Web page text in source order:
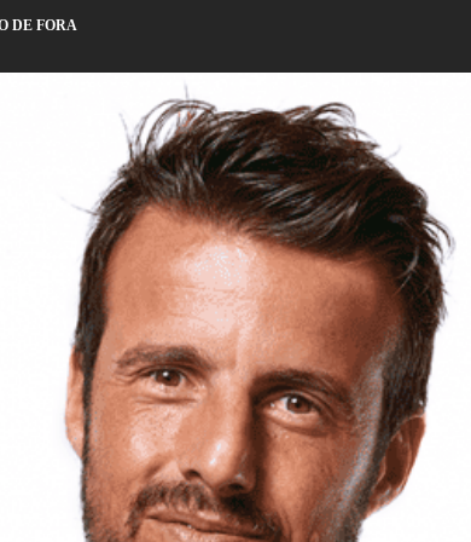
DE FORA